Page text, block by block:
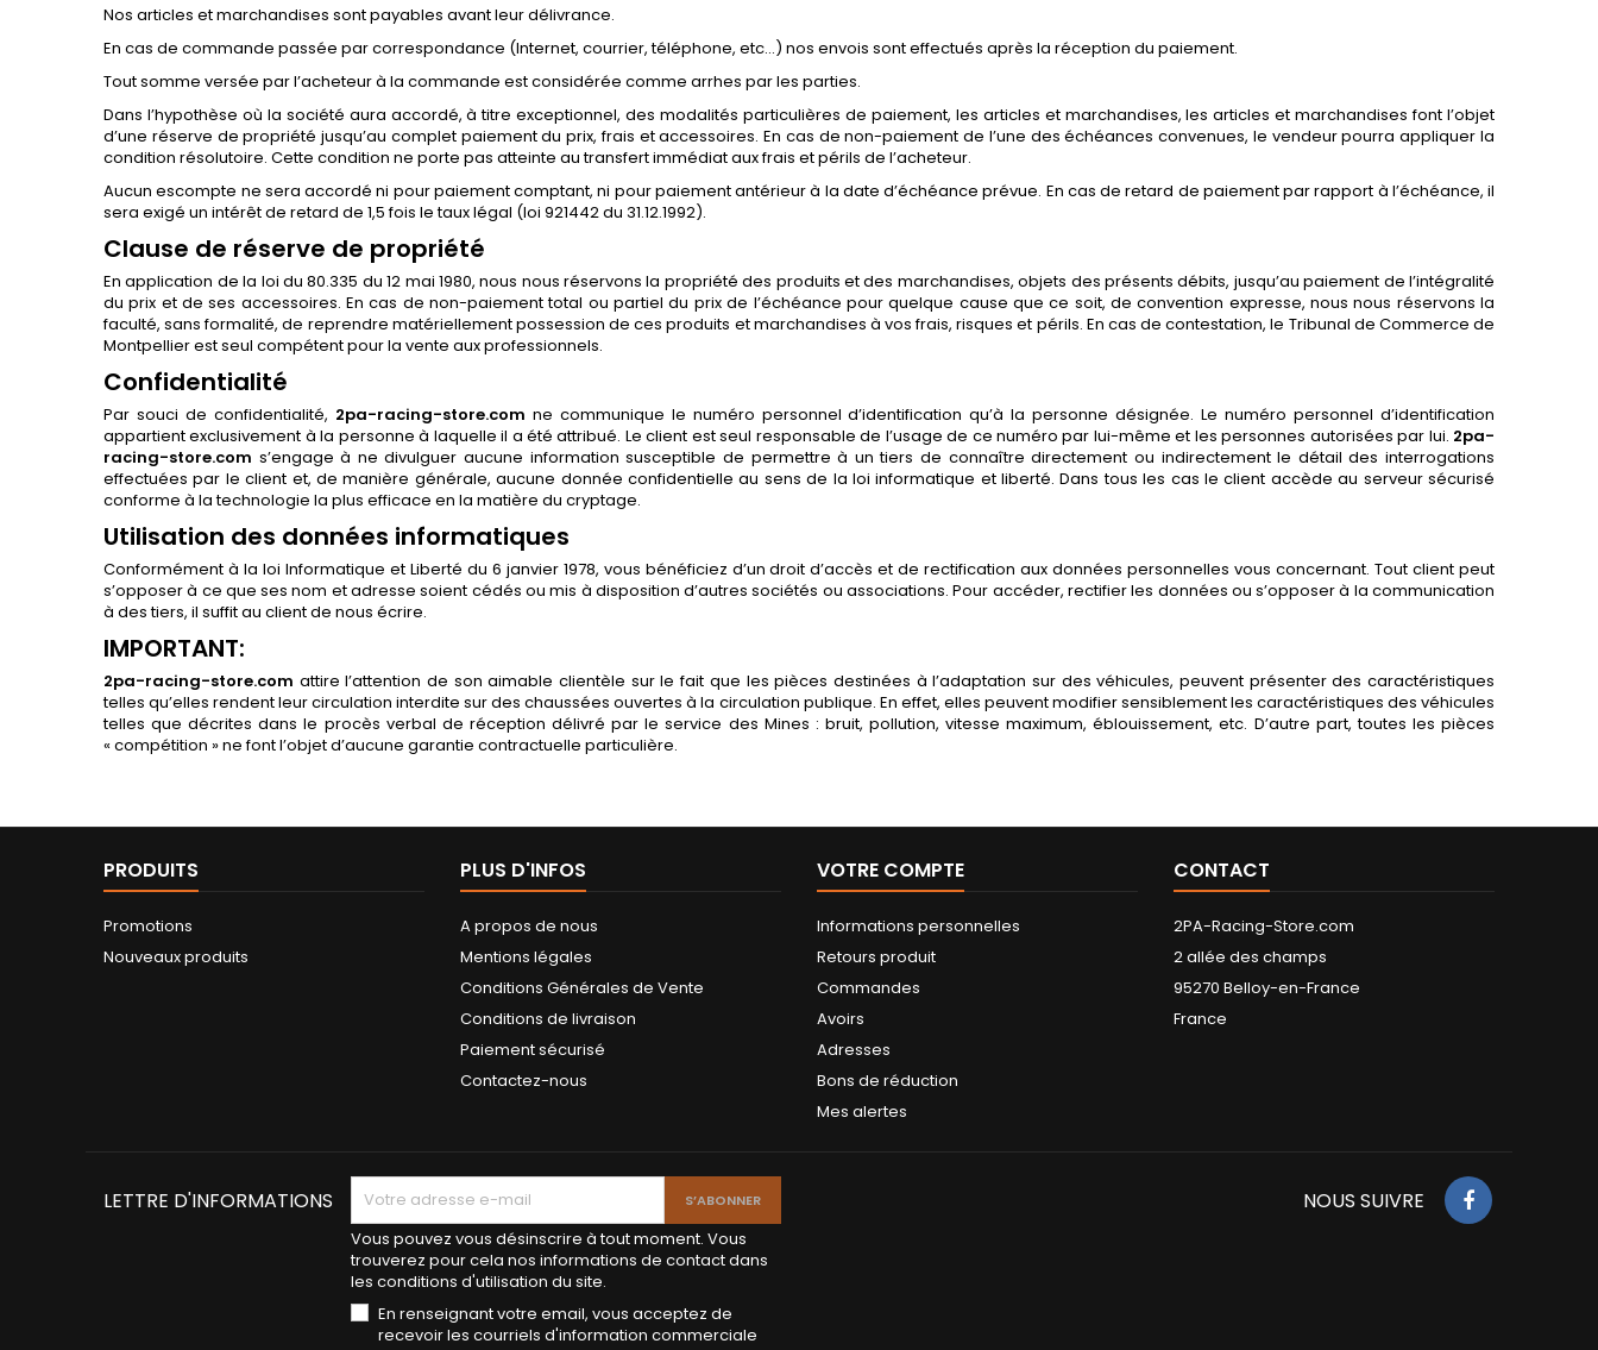
Nos articles et marchandises sont payables avant leur délivrance.
En cas de commande passée par correspondance (Internet, courrier, téléphone, etc…) nos envois sont effectués après la réception du paiement.
Tout somme versée par l’acheteur à la commande est considérée comme arrhes par les parties.
Dans l’hypothèse où la société aura accordé, à titre exceptionnel, des modalités particulières de paiement, les articles et marchandises, les articles et marchandises font l’objet
d’une réserve de propriété jusqu’au complet paiement du prix, frais et accessoires. En cas de non-paiement de l’une des échéances convenues, le vendeur pourra appliquer la
condition résolutoire. Cette condition ne porte pas atteinte au transfert immédiat aux frais et périls de l’acheteur.
Aucun escompte ne sera accordé ni pour paiement comptant, ni pour paiement antérieur à la date d’échéance prévue. En cas de retard de paiement par rapport à l’échéance, il
sera exigé un intérêt de retard de 1,5 fois le taux légal (loi 921442 du 31.12.1992).
Clause de réserve de propriété
En application de la loi du 80.335 du 12 mai 1980, nous nous réservons la propriété des produits et des marchandises, objets des présents débits, jusqu’au paiement de l’intégralité
du prix et de ses accessoires. En cas de non-paiement total ou partiel du prix de l’échéance pour quelque cause que ce soit, de convention expresse, nous nous réservons la
faculté, sans formalité, de reprendre matériellement possession de ces produits et marchandises à vos frais, risques et périls. En cas de contestation, le Tribunal de Commerce de
Montpellier est seul compétent pour la vente aux professionnels.
Confidentialité
Par souci de confidentialité, 2pa-racing-store.com ne communique le numéro personnel d’identification qu’à la personne désignée. Le numéro personnel d’identification
appartient exclusivement à la personne à laquelle il a été attribué. Le client est seul responsable de l’usage de ce numéro par lui-même et les personnes autorisées par lui. 2pa-
racing-store.com s’engage à ne divulguer aucune information susceptible de permettre à un tiers de connaître directement ou indirectement le détail des interrogations
effectuées par le client et, de manière générale, aucune donnée confidentielle au sens de la loi informatique et liberté. Dans tous les cas le client accède au serveur sécurisé
conforme à la technologie la plus efficace en la matière du cryptage.
Utilisation des données informatiques
Conformément à la loi Informatique et Liberté du 6 janvier 1978, vous bénéficiez d’un droit d’accès et de rectification aux données personnelles vous concernant. Tout client peut
s’opposer à ce que ses nom et adresse soient cédés ou mis à disposition d’autres sociétés ou associations. Pour accéder, rectifier les données ou s’opposer à la communication
à des tiers, il suffit au client de nous écrire.
IMPORTANT:
2pa-racing-store.com attire l’attention de son aimable clientèle sur le fait que les pièces destinées à l’adaptation sur des véhicules, peuvent présenter des caractéristiques
telles qu’elles rendent leur circulation interdite sur des chaussées ouvertes à la circulation publique. En effet, elles peuvent modifier sensiblement les caractéristiques des véhicules
telles que décrites dans le procès verbal de réception délivré par le service des Mines : bruit, pollution, vitesse maximum, éblouissement, etc. D’autre part, toutes les pièces
« compétition » ne font l’objet d’aucune garantie contractuelle particulière.
PRODUITS
Promotions
Nouveaux produits
PLUS D'INFOS
A propos de nous
Mentions légales
Conditions Générales de Vente
Conditions de livraison
Paiement sécurisé
Contactez-nous
VOTRE COMPTE
Informations personnelles
Retours produit
Commandes
Avoirs
Adresses
Bons de réduction
Mes alertes
CONTACT
2PA-Racing-Store.com
2 allée des champs
95270 Belloy-en-France
France
LETTRE D'INFORMATIONS
Vous pouvez vous désinscrire à tout moment. Vous
trouverez pour cela nos informations de contact dans
les conditions d'utilisation du site.
En renseignant votre email, vous acceptez de
recevoir les courriels d'information commerciale
NOUS SUIVRE